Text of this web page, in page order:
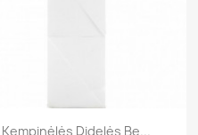
Greita peržiūra
Kempinėlės Didelės Be...